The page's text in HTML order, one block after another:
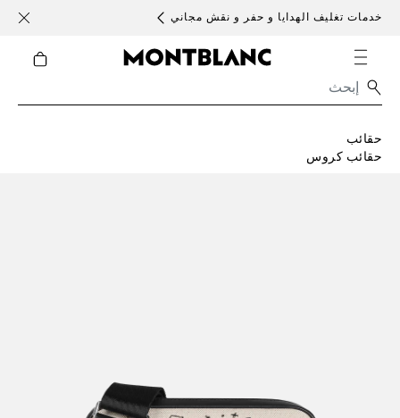
خدمات تغليف الهدايا و حفر و نقش مجاني
الأحد
حقائب
حقائب كروس